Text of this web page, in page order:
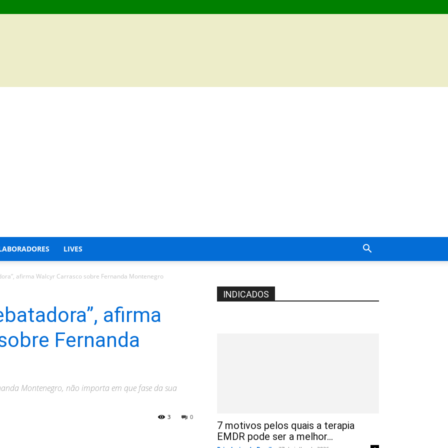
LIVES
afirma Walcyr Carrasco sobre Fernanda Montenegro
afirma
Fernanda
Montenegro, não importa em que fase da sua
0
3
INDICADOS
7 motivos pelos quais a terapia
EMDR pode ser a melhor...